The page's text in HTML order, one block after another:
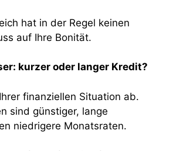
hat in der Regel keinen
auf Ihre Bonität.
kurzer oder langer Kredit?
finanziellen Situation ab.
sind günstiger, lange
niedrigere Monatsraten.